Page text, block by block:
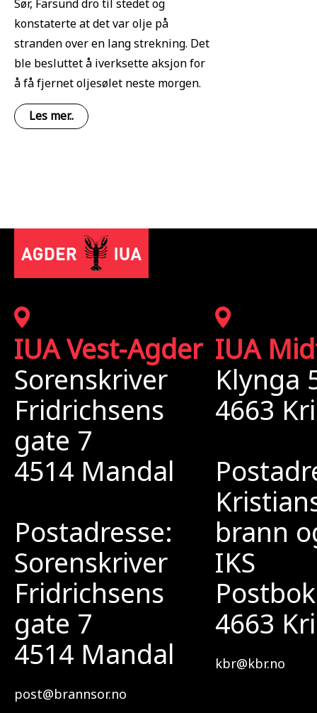
Sør, Farsund dro til stedet og
konstaterte at det var olje på
stranden over en lang strekning. Det
ble besluttet å iverksette aksjon for
å få fjernet oljesølet neste morgen.
Les mer..
IUA Vest-Agder
Sorenskriver
Fridrichsens
gate 7
4514 Mandal
Postadresse:
Sorenskriver
Fridrichsens
gate 7
4514 Mandal
post@brannsor.no
IUA
Klynga
4663
brann
IKS
4663
kbr@kbr.no